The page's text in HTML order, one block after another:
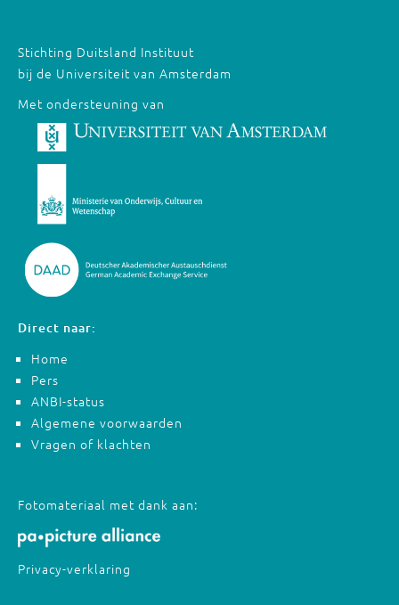
Stichting Duitsland Instituut
bij de Universiteit van Amsterdam
Met ondersteuning van
Direct naar:
Home
Pers
ANBI-status
Algemene voorwaarden
Vragen of klachten
Fotomateriaal met dank aan:
Privacy-verklaring